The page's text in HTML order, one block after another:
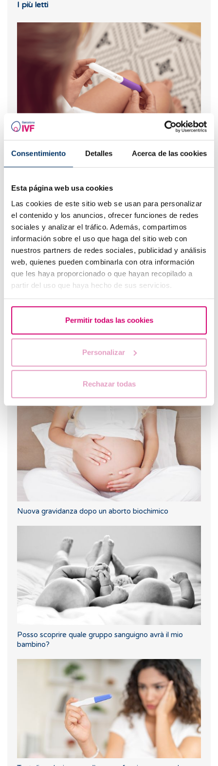
Consentimiento Detalles Acerca de las cookies
Esta página web usa cookies
Las cookies de este sitio web se usan para personalizar
el contenido y los anuncios, ofrecer funciones de redes
sociales y analizar el tráfico. Además, compartimos
información sobre el uso que haga del sitio web con
nuestros partners de redes sociales, publicidad y análisis
web, quienes pueden combinarla con otra información
que les haya proporcionado o que hayan recopilado a
partir del uso que haya hecho de sus servicios.
Permitir todas las cookies
Personalizar
Rechazar todas
I più letti
Quando fare un test di gravidanza dopo una FIV
Quali sono i valori che indicano la riserva ovarica?
Nuova gravidanza dopo un aborto biochimico
Posso scoprire quale gruppo sanguigno avrà il mio
bambino?